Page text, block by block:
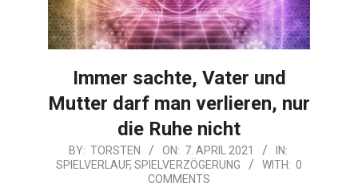
Immer sachte, Vater und
Mutter darf man verlieren, nur
die Ruhe nicht
2021-
04-
BY: TORSTEN ON: 7. APRIL 2021
IN:
SPIELVERLAUF, SPIELVERZÖGERUNG WITH: 0
COMMENTS